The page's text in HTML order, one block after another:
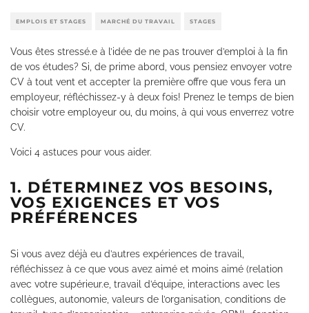
EMPLOIS ET STAGES MARCHÉ DU TRAVAIL STAGES
Vous êtes stressé.e à l’idée de ne pas trouver d’emploi à la fin
de vos études? Si, de prime abord, vous pensiez envoyer votre
CV à tout vent et accepter la première offre que vous fera un
employeur, réfléchissez-y à deux fois! Prenez le temps de bien
choisir votre employeur ou, du moins, à qui vous enverrez votre
CV.
Voici 4 astuces pour vous aider.
1. DÉTERMINEZ VOS BESOINS,
VOS EXIGENCES ET VOS
PRÉFÉRENCES
Si vous avez déjà eu d’autres expériences de travail,
réfléchissez à ce que vous avez aimé et moins aimé (relation
avec votre supérieur.e, travail d’équipe, interactions avec les
collègues, autonomie, valeurs de l’organisation, conditions de